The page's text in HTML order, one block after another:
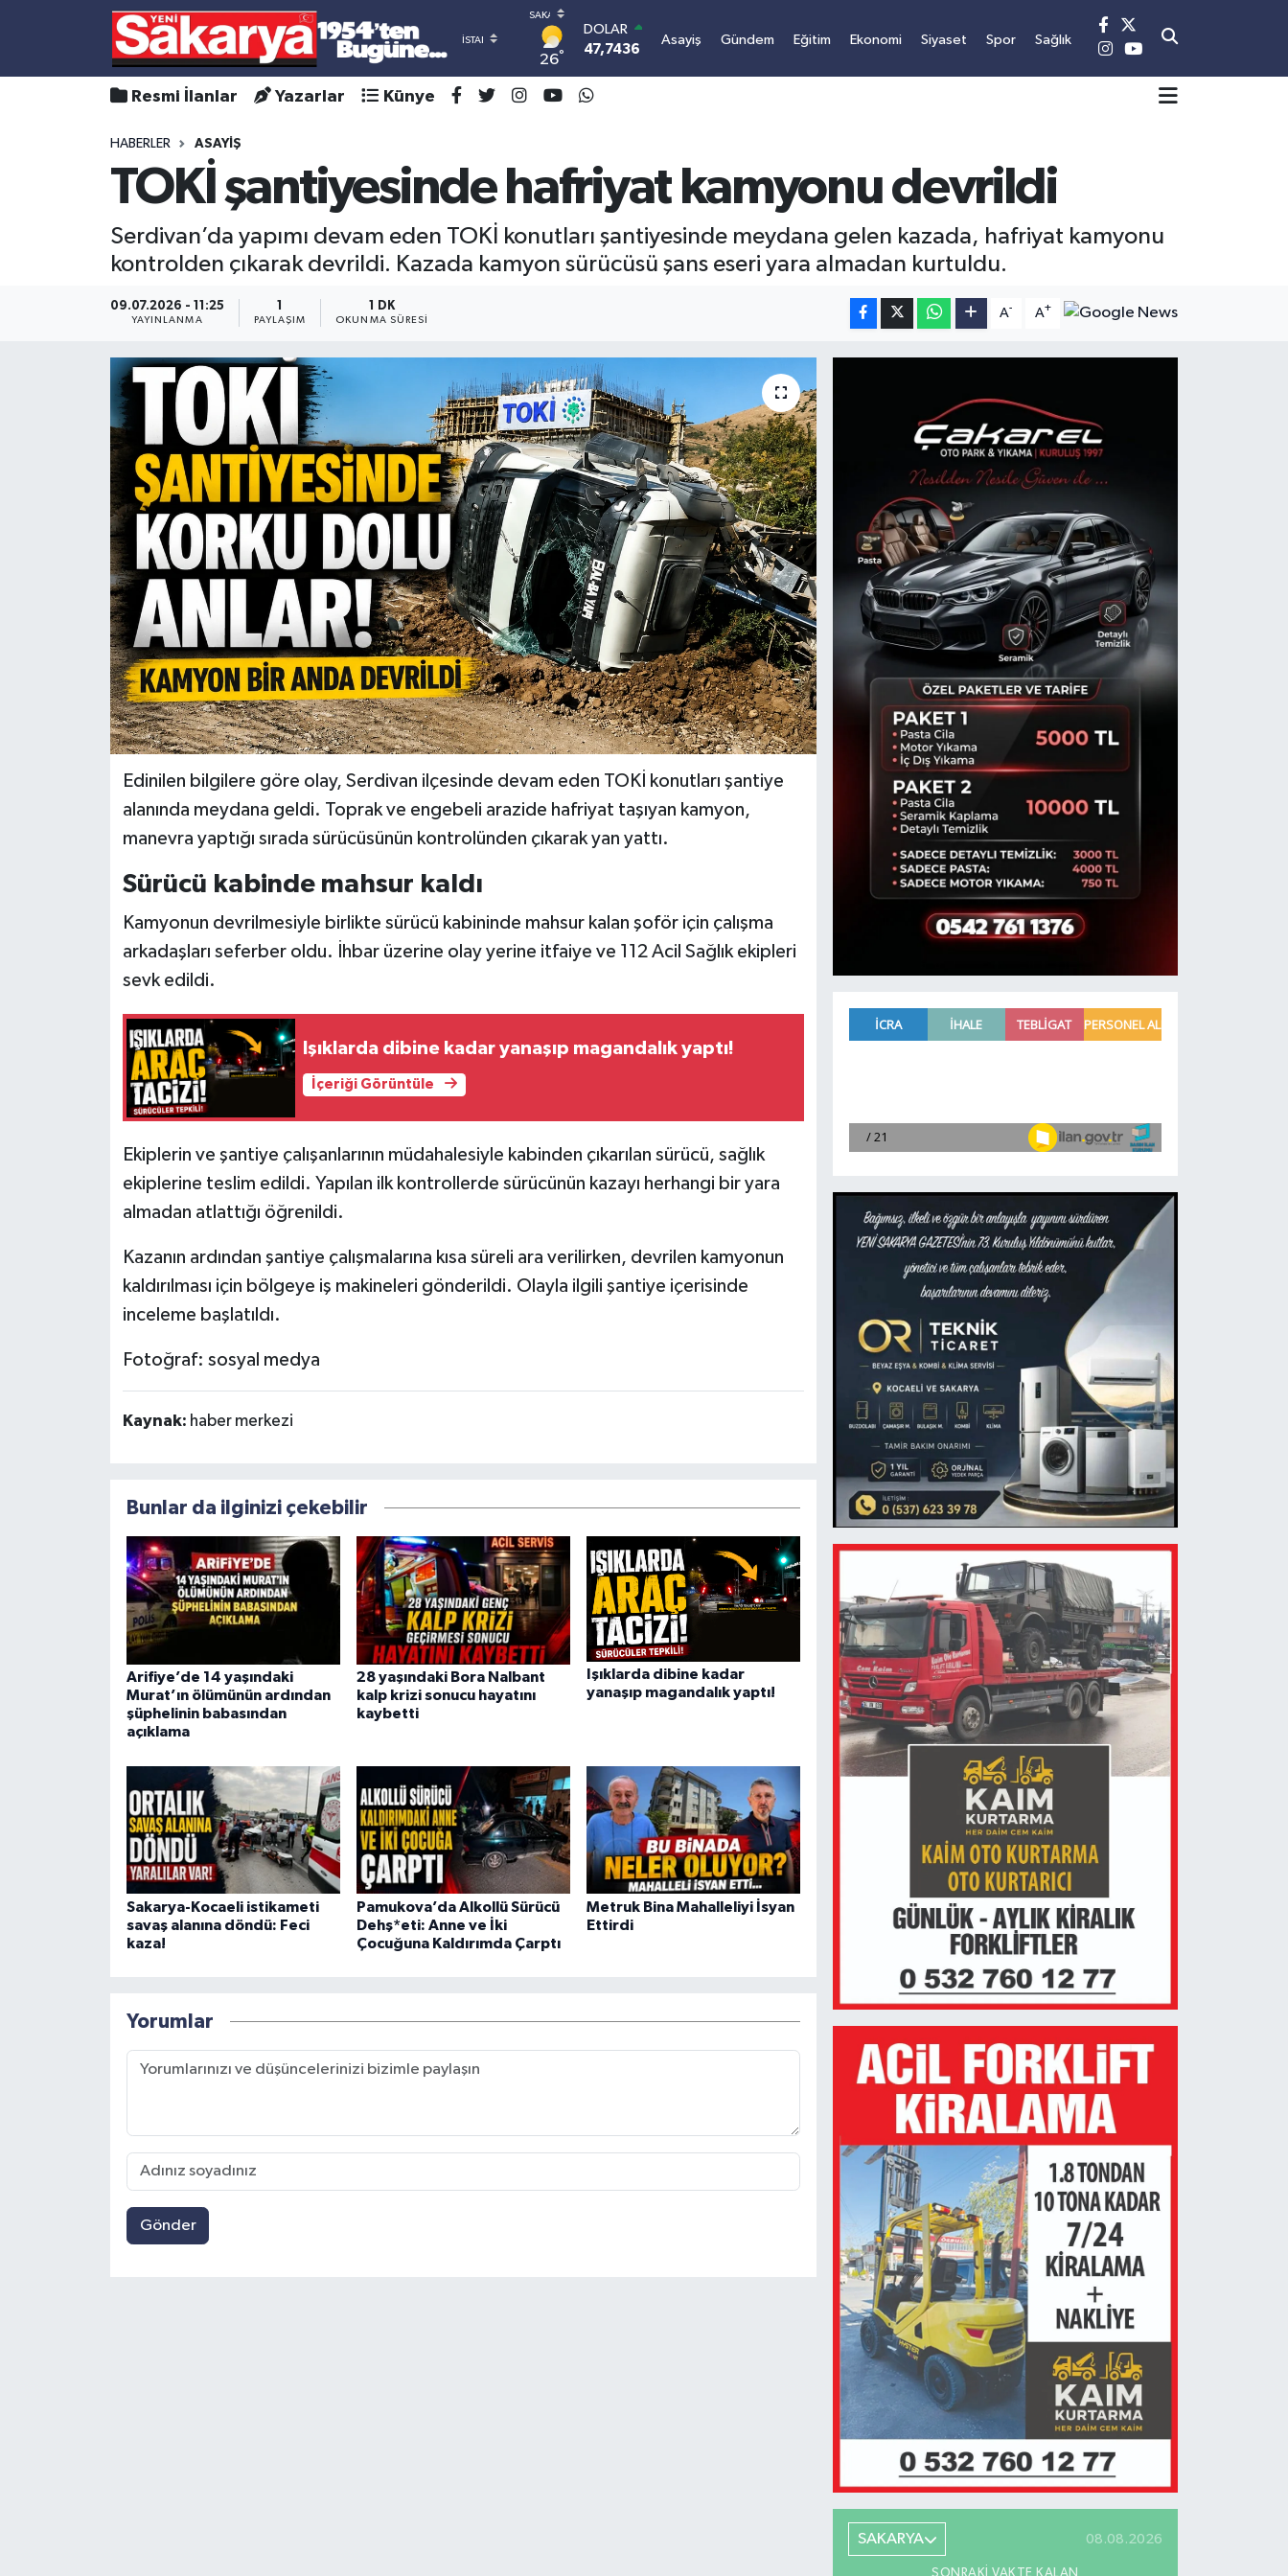
26°
DOLAR
47,7436
55,2510
6660.55
0.03
BİST100
13.779
BITCOIN
3.101.414,01
Asayiş Gündem Eğitim Ekonomi Siyaset Spor Sağlık
Resmi İlanlar Yazarlar Künye
HABERLER ASAYİŞ
TOKİ şantiyesinde hafriyat kamyonu devrildi
Serdivan’da yapımı devam eden TOKİ konutları şantiyesinde meydana gelen kazada, hafriyat kamyonu
kontrolden çıkarak devrildi. Kazada kamyon sürücüsü şans eseri yara almadan kurtuldu.
09.07.2026 - 11:25
YAYINLANMA PAYLAŞIM
1 DK
OKUNMA SÜRESI
A- A+
Edinilen bilgilere göre olay, Serdivan ilçesinde devam eden TOKİ konutları şantiye
alanında meydana geldi. Toprak ve engebeli arazide hafriyat taşıyan kamyon,
manevra yaptığı sırada sürücüsünün kontrolünden çıkarak yan yattı.
Sürücü kabinde mahsur kaldı
Kamyonun devrilmesiyle birlikte sürücü kabininde mahsur kalan şoför için çalışma
arkadaşları seferber oldu. İhbar üzerine olay yerine itfaiye ve 112 Acil Sağlık ekipleri
sevk edildi.
Işıklarda dibine kadar yanaşıp magandalık yaptı!
İçeriği Görüntüle
Ekiplerin ve şantiye çalışanlarının müdahalesiyle kabinden çıkarılan sürücü, sağlık
ekiplerine teslim edildi. Yapılan ilk kontrollerde sürücünün kazayı herhangi bir yara
almadan atlattığı öğrenildi.
Kazanın ardından şantiye çalışmalarına kısa süreli ara verilirken, devrilen kamyonun
kaldırılması için bölgeye iş makineleri gönderildi. Olayla ilgili şantiye içerisinde
inceleme başlatıldı.
Fotoğraf: sosyal medya
Kaynak: haber merkezi
Bunlar da ilginizi çekebilir
Arifiye’de 14 yaşındaki
Murat’ın ölümünün ardından
şüphelinin babasından
açıklama
28 yaşındaki Bora Nalbant
kalp krizi sonucu hayatını
kaybetti
Işıklarda dibine kadar
yanaşıp magandalık yaptı!
Sakarya-Kocaeli istikameti
savaş alanına döndü: Feci
kaza!
Pamukova’da Alkollü Sürücü
Dehş*eti: Anne ve İki
Çocuğuna Kaldırımda Çarptı
Metruk Bina Mahalleliyi İsyan
Ettirdi
Yorumlar
Gönder
SAKARYA 08.08.2026